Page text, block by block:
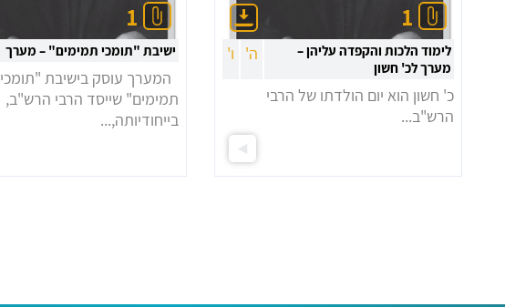
1
לימוד הלכות והקפדה עליהן –
מערך לכ' חשון
ה'
ו'
כ' חשון הוא יום הולדתו של הרבי
הרש"ב...
1
ישיבת "תומכי תמימים" – מערך
המערך עוסק בישיבת "תומכי
תמימים" שייסד הרבי הרש"ב,
בייחודיותה,...